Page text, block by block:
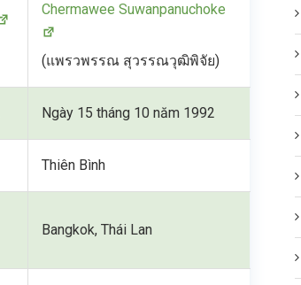
Chermawee Suwanpanuchoke
(แพรวพรรณ สุวรรณวุฒิพิจัย)
Ngày 15 tháng 10 năm 1992
Thiên Bình
Bangkok, Thái Lan